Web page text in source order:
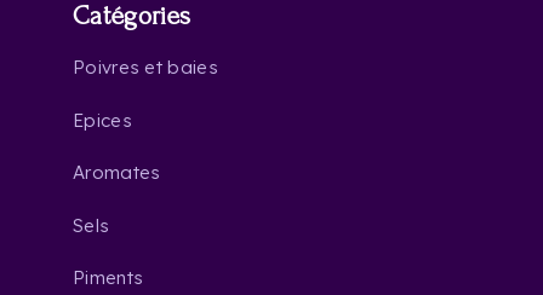
Catégories
Poivres et baies
Epices
Aromates
Sels
Piments